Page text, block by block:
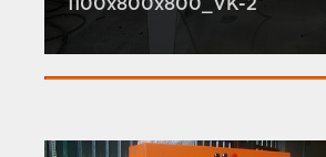
1100x800x800_VK-2